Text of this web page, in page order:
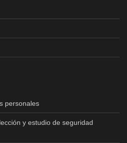
personales
y estudio de seguridad